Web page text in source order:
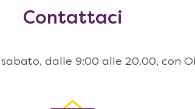
Contattaci
dalle 9:00 alle 20.00, con